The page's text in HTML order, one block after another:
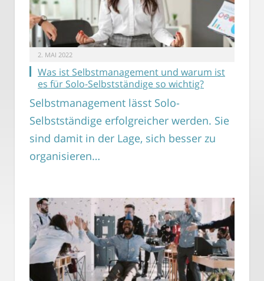
2. MAI 2022
Was ist Selbstmanagement und warum ist
es für Solo-Selbstständige so wichtig?
Selbstmanagement lässt Solo-
Selbstständige erfolgreicher werden. Sie
sind damit in der Lage, sich besser zu
organisieren…